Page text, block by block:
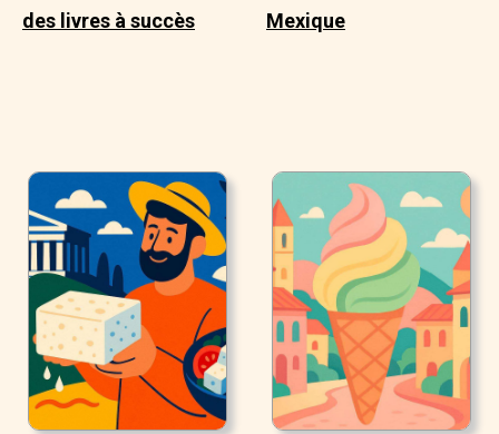
des livres à succès Mexique